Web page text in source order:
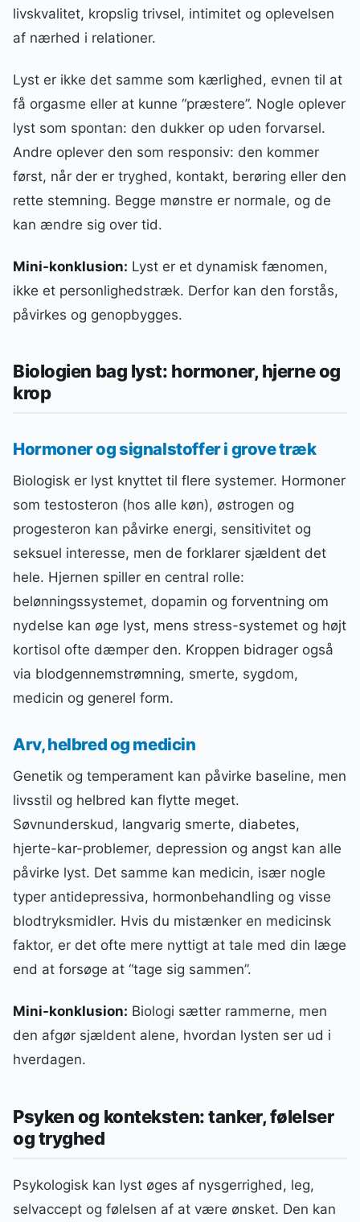
livskvalitet, kropslig trivsel, intimitet og oplevelsen
af nærhed i relationer.
Lyst er ikke det samme som kærlighed, evnen til at
få orgasme eller at kunne “præstere”. Nogle oplever
lyst som spontan: den dukker op uden forvarsel.
Andre oplever den som responsiv: den kommer
først, når der er tryghed, kontakt, berøring eller den
rette stemning. Begge mønstre er normale, og de
kan ændre sig over tid.
Mini-konklusion: Lyst er et dynamisk fænomen,
ikke et personlighedstræk. Derfor kan den forstås,
påvirkes og genopbygges.
Biologien bag lyst: hormoner, hjerne og
krop
Hormoner og signalstoffer i grove træk
Biologisk er lyst knyttet til flere systemer. Hormoner
som testosteron (hos alle køn), østrogen og
progesteron kan påvirke energi, sensitivitet og
seksuel interesse, men de forklarer sjældent det
hele. Hjernen spiller en central rolle:
belønningssystemet, dopamin og forventning om
nydelse kan øge lyst, mens stress-systemet og højt
kortisol ofte dæmper den. Kroppen bidrager også
via blodgennemstrømning, smerte, sygdom,
medicin og generel form.
Arv, helbred og medicin
Genetik og temperament kan påvirke baseline, men
livsstil og helbred kan flytte meget.
Søvnunderskud, langvarig smerte, diabetes,
hjerte-kar-problemer, depression og angst kan alle
påvirke lyst. Det samme kan medicin, især nogle
typer antidepressiva, hormonbehandling og visse
blodtryksmidler. Hvis du mistænker en medicinsk
faktor, er det ofte mere nyttigt at tale med din læge
end at forsøge at “tage sig sammen”.
Mini-konklusion: Biologi sætter rammerne, men
den afgør sjældent alene, hvordan lysten ser ud i
hverdagen.
Psyken og konteksten: tanker, følelser
og tryghed
Psykologisk kan lyst øges af nysgerrighed, leg,
selvaccept og følelsen af at være ønsket. Den kan